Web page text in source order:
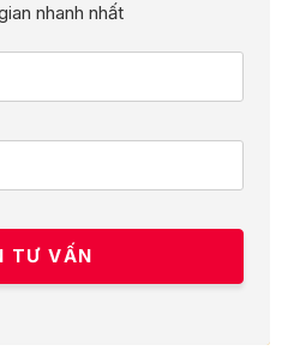
nhanh nhất